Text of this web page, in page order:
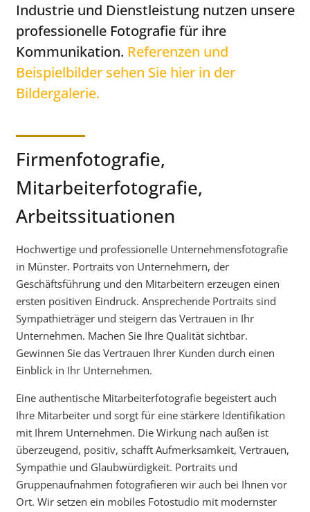
Industrie und Dienstleistung nutzen unsere
professionelle Fotografiefür ihre
Kommunikation. Referenzen und
Beispielbilder sehen Sie hier in der
Bildergalerie.
Firmenfotografie,
Mitarbeiterfotografie,
Arbeitssituationen
Hochwertige und professionelle Unternehmensfotografie
in Münster. Portraits von Unternehmern, der
Geschäftsführung und den Mitarbeitern erzeugen einen
ersten positiven Eindruck. Ansprechende Portraits sind
Sympathieträger und steigern das Vertrauen in Ihr
Unternehmen. Machen Sie Ihre Qualität sichtbar.
Gewinnen Sie das Vertrauen Ihrer Kunden durch einen
Einblick in Ihr Unternehmen.
Eine authentische Mitarbeiterfotografie begeistert auch
Ihre Mitarbeiter und sorgt für eine stärkere Identifikation
mit Ihrem Unternehmen. Die Wirkung nach außen ist
überzeugend, positiv, schafft Aufmerksamkeit, Vertrauen,
Sympathie und Glaubwürdigkeit. Portraits und
Gruppenaufnahmen fotografieren wir auch bei Ihnen vor
Ort. Wir setzen ein mobiles Fotostudio mit modernster